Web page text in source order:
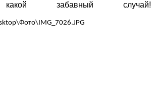
забавный случай!